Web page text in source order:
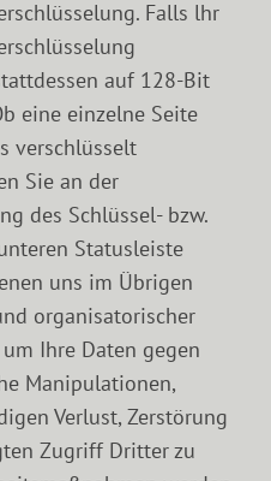
Falls lhr
auf 128-Bit
eine einzelne Seite
verschlüsselt
Sie an der
des Schlüssel- bzw.
Statusleiste
uns im Übrigen
organisatorischer
Ihre Daten gegen
Manipulationen,
Verlust, Zerstörung
Zugriff Dritter zu